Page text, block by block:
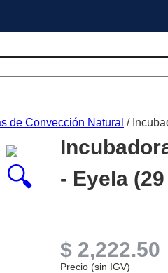
de Convección Natural /
- Eyela
$ 2,222.50
Precio (sin IGV)